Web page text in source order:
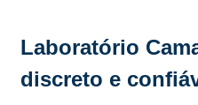
Laboratório
discreto e